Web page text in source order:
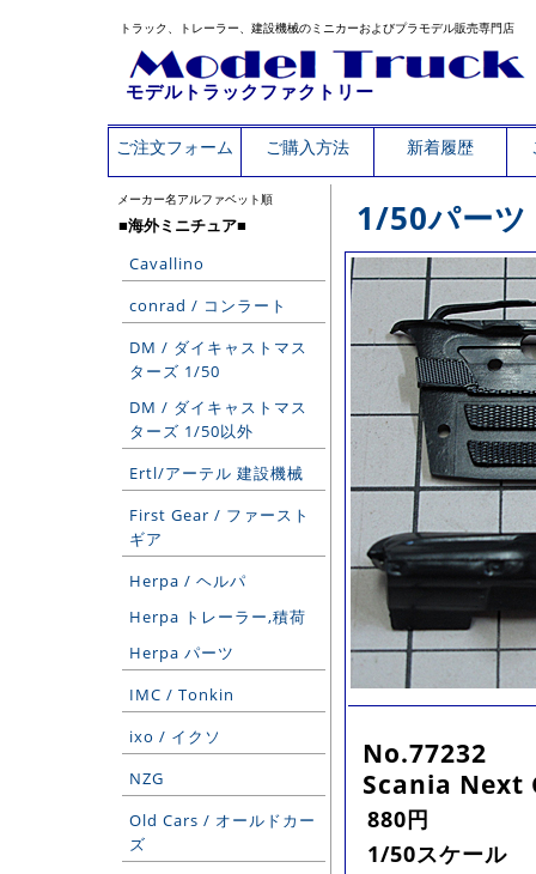
トラック、トレーラー、建設機械のミニカーおよびプラモデル販売専門店
モデルトラックファクトリー
ご注文フォーム ご購入方法 新着履歴
メーカー名アルファベット順
■海外ミニチュア■
Cavallino
conrad / コンラート
DM / ダイキャストマス
ターズ 1/50
DM / ダイキャストマス
ターズ 1/50以外
Ertl/アーテル 建設機械
First Gear / ファースト
ギア
Herpa / ヘルパ
Herpa トレーラー,積荷
Herpa パーツ
IMC / Tonkin
ixo / イクソ
NZG
Old Cars / オールドカー
ズ
1/50パーツ
No.77232
Scania Next
880円
1/50スケール